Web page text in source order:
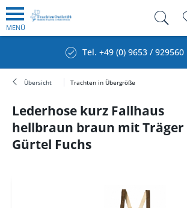
MENÜ
Tel. +49 (0) 9653 / 929560
Übersicht Trachten in Übergröße
Lederhose kurz Fallhaus
hellbraun braun mit Träger
Gürtel Fuchs